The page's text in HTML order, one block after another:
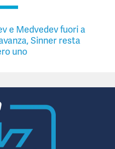
e Medvedev fuori a
Sinner resta
uno